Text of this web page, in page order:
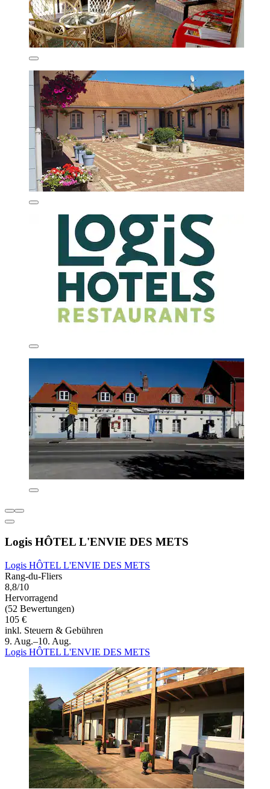
Logis HÔTEL L'ENVIE DES METS
Logis HÔTEL L'ENVIE DES METS
Rang-du-Fliers
8,8/10
Hervorragend
(52 Bewertungen)
105 €
inkl. Steuern & Gebühren
9. Aug.–10. Aug.
Logis HÔTEL L'ENVIE DES METS